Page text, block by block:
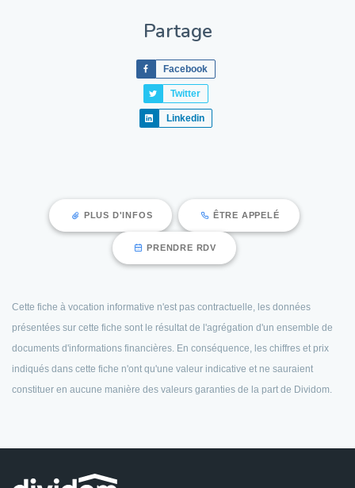
Partage
Facebook
Twitter
Linkedin
PLUS D'INFOS ÊTRE APPELÉ
PRENDRE RDV
Cette fiche à vocation informative n'est pas contractuelle, les données
présentées sur cette fiche sont le résultat de l'agrégation d'un ensemble de
documents d'informations financières. En conséquence, les chiffres et prix
indiqués dans cette fiche n'ont qu'une valeur indicative et ne sauraient
constituer en aucune manière des valeurs garanties de la part de Dividom.